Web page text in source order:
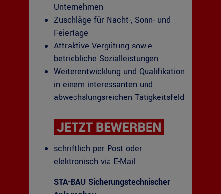
Unternehmen
Zuschläge für Nacht-, Sonn- und
Feiertage
Attraktive Vergütung sowie
betriebliche Sozialleistungen
Weiterentwicklung und Qualifikation
in einem interessanten und
abwechslungsreichen Tätigkeitsfeld
schriftlich per Post oder
elektronisch via E-Mail
STA-BAU Sicherungstechnischer